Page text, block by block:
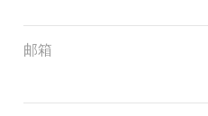
邮箱